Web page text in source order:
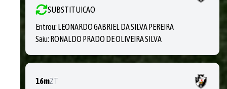
SUBSTITUICAO
Entrou: LEONARDO GABRIEL DA SILVA PEREIRA
Saiu: RONALDO PRADO DE OLIVEIRA SILVA
16m2T